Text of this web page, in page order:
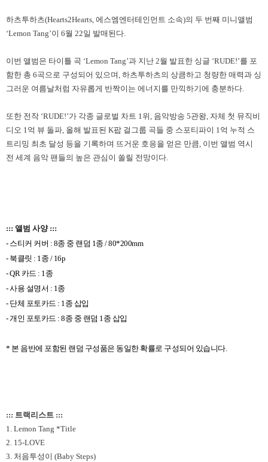
하츠투하츠(Hearts2Hearts, 에스엠엔터테인먼트 소속)의 두 번째 미니앨범
‘Lemon Tang’이 6월 22일 발매된다.
이번 앨범은 타이틀 곡 ‘Lemon Tang’과 지난 2월 발표한 싱글 ‘RUDE!’를 포
함한 총 6곡으로 구성되어 있으며, 하츠투하츠의 상큼하고 청량한 매력과 싱
그러운 여름날처럼 자유롭게 반짝이는 에너지를 만끽하기에 충분하다.
또한 전작 ‘RUDE!’가 각종 글로벌 차트 1위, 음악방송 5관왕, 자체 첫 뮤직비
디오 1억 뷰 돌파, 올해 발표된 K팝 걸그룹 곡들 중 스포티파이 1억 누적 스
트리밍 최초 달성 등을 기록하며 뜨거운 호응을 얻은 만큼, 이번 앨범 역시
전 세계 음악 팬들의 높은 관심이 쏠릴 전망이다.
::: 앨범 사양 :::
- 스티커 커버 : 8종 중 랜덤 1종 / 80*200mm
- 북클릿 : 1종 / 16p
- QR 카드 : 1종
-사용 설명서 : 1종
- 단체 포토카드 : 1종 삽입
-개인 포토카드 : 8종 중 랜덤 1종 삽입
* 본 음반에 포함된 랜덤 구성품은 동일한 확률로 구성되어 있습니다.
::: 트랙리스트 :::
1. Lemon Tang *Title
2. 15-LOVE
3. 처음투성이 (Baby Steps)